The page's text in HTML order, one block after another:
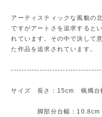
アーティスティックな風貌の
ですがアートさを追求すると
れています。その中で決して
た作品を追求されています。
サイズ 長さ：15cm 蝋燭
脚部分台幅：10.8cm